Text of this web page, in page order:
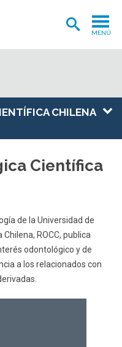
MENÚ
ACADÉMICOS
CHILENA
Científica
de la Universidad de
ROCC, publica
odontológico y de
a los relacionados con